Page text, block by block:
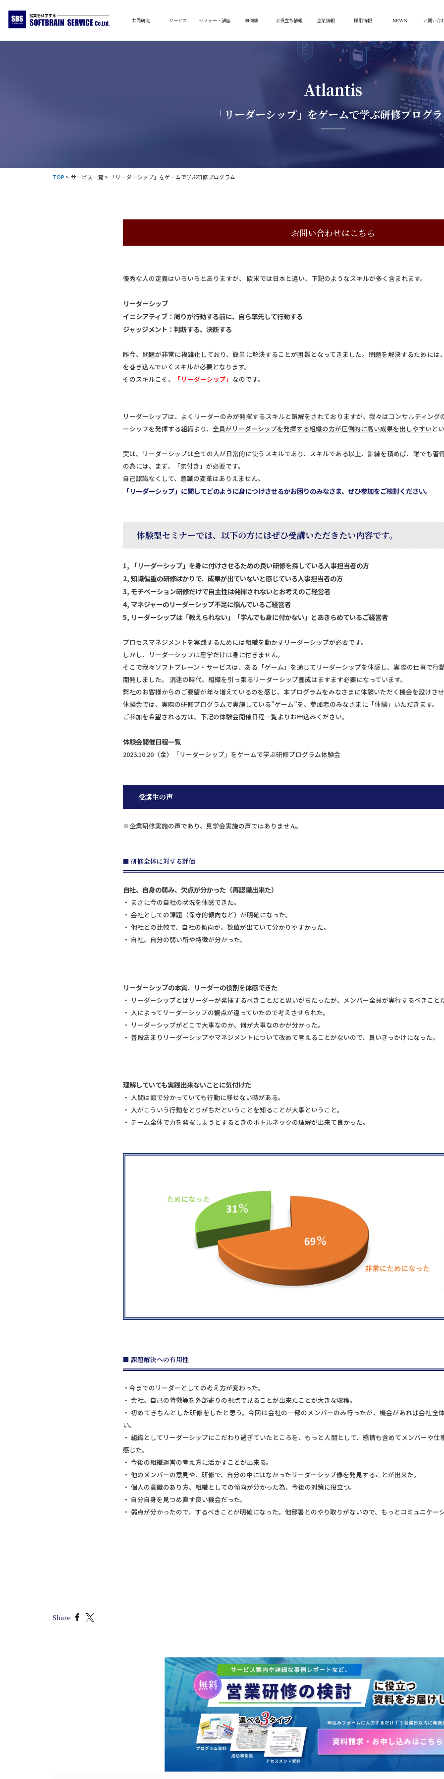
共同研究 サービス セミナー・講座 事例集 お役立ち情報 企業情報 採用情報 NEWS お問い合
Atlantis
「リーダーシップ」をゲームで学ぶ研修プログ
TOP >サービス一覧 > 「リーダーシップ」をゲームで学ぶ研修プログラム
お問い合わせはこちら
優秀な人の定義はいろいろとありますが、 欧米では日本と違い、下記のようなスキルが多く含まれます。
リーダーシップ
イニシアティブ：周りが行動する前に、自ら率先して行動する
ジャッジメント：判断する、決断する
昨今、問題が非常に複雑化しており、簡単に解決することが困難となってきました。問題を解決するためには
を巻き込んでいくスキルが必要となります。
そのスキルこそ、
「リーダーシップ」 なのです。
リーダーシップは、よくリーダーのみが発揮するスキルと誤解をされておりますが、我々はコンサルティング
ーシップを発揮する組織より、 全員がリーダーシップを発揮する組織の方が圧倒的に高い成果を出しやすいと
実は、リーダーシップは全ての人が日常的に使うスキルであり、スキルである以上、訓練を積めば、誰でも習
の為には、まず、「気付き」が必要です。
自己認識なくして、意識の変革はありえません。
「リーダーシップ」に関してどのように身につけさせるかお困りのみなさま、ぜひ参加をご検討ください。
体験型セミナーでは、以下の方にはぜひ受講いただきたい内容です。
1, 「リーダーシップ」を身に付けさせるための良い研修を探している人事担当者の方
2, 知識偏重の研修ばかりで、成果が出ていないと感じている人事担当者の方
3, モチベーション研修だけで自主性は発揮されないとお考えのご経営者
4, マネジャーのリーダーシップ不足に悩んでいるご経営者
5, リーダーシップは「教えられない」「学んでも身に付かない」とあきらめているご経営者
プロセスマネジメントを実践するためには組織を動かすリーダーシップが必要です。
しかし、リーダーシップは座学だけは身に付きません。
そこで我々ソフトブレーン・サービスは、ある「ゲーム」を通じてリーダーシップを体感し、実際の仕事で行
開発しました。 混迷の時代、組織を引っ張るリーダーシップ養成はますます必要になっています。
弊社のお客様からのご要望が年々増えているのを感じ、本プログラムをみなさまに体験いただく機会を設けさせ
体験会では、実際の研修プログラムで実施している”ゲーム”を、参加者のみなさまに「体験」いただきます。
ご参加を希望される方は、下記の体験会開催日程一覧よりお申込みください。
体験会開催日程一覧
2023.10.20（金）「リーダーシップ」をゲームで学ぶ研修プログラム体験会
受講生の声
※企業研修実施の声であり、見学会実施の声ではありません。
■ 研修全体に対する評価
自社、自身の弱み、欠点が分かった（再認識出来た）
・ まさに今の自社の状況を体感できた。
・ 会社としての課題（保守的傾向など）が明確になった。
・ 他社との比較で、自社の傾向が、数値が出ていて分かりやすかった。
・ 自社、自分の弱い所や特徴が分かった。
リーダーシップの本質、リーダーの役割を体感できた
・ リーダーシップとはリーダーが発揮するべきことだと思いがちだったが、メンバー全員が実行するべきこと
・ 人によってリーダーシップの観点が違っていたので考えさせられた。
・ リーダーシップがどこで大事なのか、何が大事なのかが分かった。
・ 普段あまりリーダーシップやマネジメントについて改めて考えることがないので、良いきっかけになった。
理解していても実践出来ないことに気付けた
・ 人間は頭で分かっていても行動に移せない時がある。
・ 人がこういう行動をとりがちだということを知ることが大事ということ。
・ チーム全体で力を発揮しようとするときのボトルネックの理解が出来て良かった。
■ 課題解決への有用性
・今までのリーダーとしての考え方が変わった。
・ 会社、自己の特徴等を外部寄りの視点で見ることが出来たことが大きな収穫。
・ 初めてきちんとした研修をしたと思う。今回は会社の一部のメンバーのみ行ったが、機会があれば会社全
い。
・ 組織としてリーダーシップにこだわり過ぎていたところを、もっと人間として、感情も含めてメンバーや仕
感じた。
・ 今後の組織運営の考え方に活かすことが出来る。
・ 他のメンバーの意見や、研修で、自分の中にはなかったリーダーシップ像を発見することが出来た。
・ 個人の意識のあり方、組織としての傾向が分かった為、今後の対策に役立つ。
・ 自分自身を見つめ直す良い機会だった。
・ 弱点が分かったので、するべきことが明確になった。他部署とのやり取りがないので、もっとコミュニケー
Share